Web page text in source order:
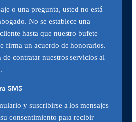
o una pregunta, usted no está
No se establece una
hasta que nuestro bufete
firma un acuerdo de honorarios.
contratar nuestros servicios al
SMS
y suscribirse a los mensajes
consentimiento para recibir